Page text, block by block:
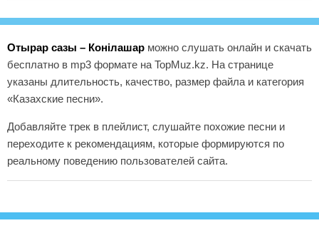
Отырар сазы – Конiлашар можно слушать онлайн и скачать
бесплатно в mp3 формате на TopMuz.kz. На странице
указаны длительность, качество, размер файла и категория
«Казахские песни».
Добавляйте трек в плейлист, слушайте похожие песни и
переходите к рекомендациям, которые формируются по
реальному поведению пользователей сайта.